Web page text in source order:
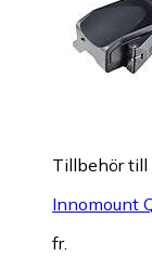
Tillbehör
Innomount
fr.